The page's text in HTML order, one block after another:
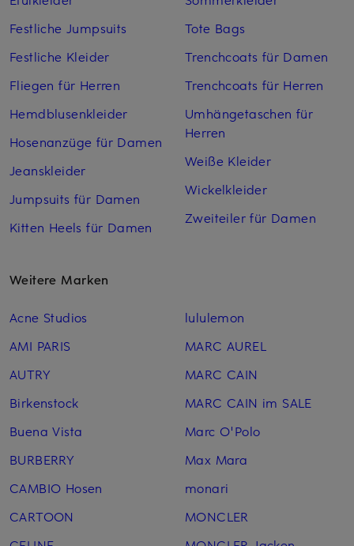
Festliche Jumpsuits
Festliche Kleider
Fliegen für Herren
Hemdblusenkleider
Hosenanzüge für Damen
Jeanskleider
Jumpsuits für Damen
Kitten Heels für Damen
Tote Bags
Trenchcoats für Damen
Trenchcoats für Herren
Umhängetaschen für
Herren
Weiße Kleider
Wickelkleider
Zweiteiler für Damen
Weitere Marken
Acne Studios
AMI PARIS
AUTRY
Birkenstock
Buena Vista
BURBERRY
CAMBIO Hosen
CARTOON
lululemon
MARC AUREL
MARC CAIN
MARC CAIN im SALE
Marc O'Polo
Max Mara
monari
MONCLER